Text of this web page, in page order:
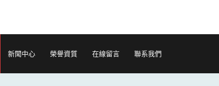
新聞中心 榮譽資質 在線留言 聯系我們